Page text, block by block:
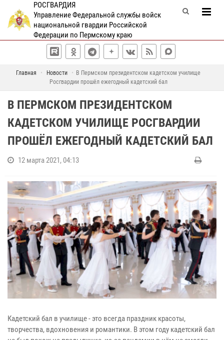
РОСГВАРДИЯ
Управление Федеральной службы войск
национальной гвардии Российской
Федерации по Пермскому краю
Главная Новости
В Пермском президентском кадетском училище
Росгвардии прошёл ежегодный кадетский бал
В ПЕРМСКОМ ПРЕЗИДЕНТСКОМ
КАДЕТСКОМ УЧИЛИЩЕ РОСГВАРДИИ
ПРОШЁЛ ЕЖЕГОДНЫЙ КАДЕТСКИЙ БАЛ
12 марта 2021, 04:13
Кадетский бал в училище - это всегда праздник красоты,
творчества, вдохновения и романтики. В этом году кадетский бал